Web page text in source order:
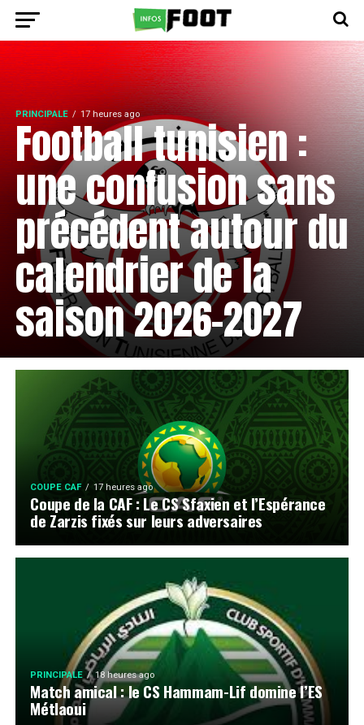
PRINCIPALE 17 heures ago
Football tunisien :
une confusion sans
précédent autour du
calendrier de la
saison 2026-2027
COUPE CAF 17 heures ago
Coupe de la CAF : Le CS Sfaxien et l’Espérance
de Zarzis fixés sur leurs adversaires
PRINCIPALE 18 heures ago
Match amical : le CS Hammam-Lif domine l’ES
Métlaoui